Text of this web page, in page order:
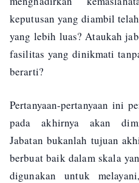
keputusan yang diambil
yang lebih luas? Ataukah
fasilitas yang dinikmati
berarti?
Pertanyaan-pertanyaan ini
pada akhirnya akan
Jabatan bukanlah tujuan
berbuat baik dalam skala
digunakan untuk